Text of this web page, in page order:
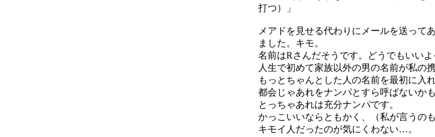
打つ）」
メアドを見せる代わりにメールを送って
ました。キモ。
名前はRさんだそうです。どうでもいいよ
人生で初めて家族以外の男の名前が私の
もっとちゃんとした人の名前を最初に入
都会じゃあれをナンパとすら呼ばないか
とっちゃあれは充分ナンパです。
かっこいいならともかく、（私が言うの
キモイ人だったのが気にくわない…。